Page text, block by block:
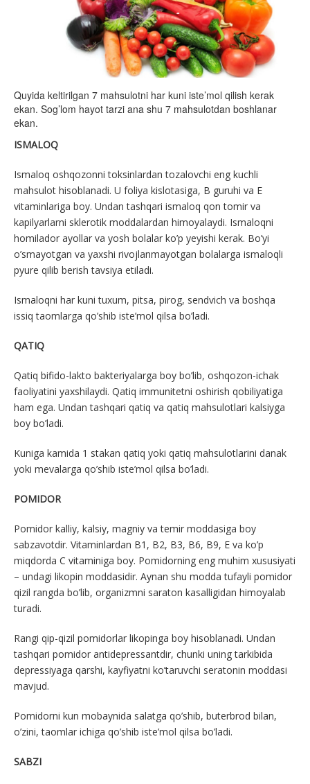
Quyida keltirilgan 7 mahsulotni har kuni iste’mol qilish kerak
ekan. Sog’lom hayot tarzi ana shu 7 mahsulotdan boshlanar
ekan.
ISMALOQ
Ismaloq oshqozonni toksinlardan tozalovchi eng kuchli
mahsulot hisoblanadi. U foliya kislotasiga, B guruhi va E
vitaminlariga boy. Undan tashqari ismaloq qon tomir va
kapilyarlarni sklerotik moddalardan himoyalaydi. Ismaloqni
homilador ayollar va yosh bolalar ko’p yeyishi kerak. Bo’yi
o’smayotgan va yaxshi rivojlanmayotgan bolalarga ismaloqli
pyure qilib berish tavsiya etiladi.
Ismaloqni har kuni tuxum, pitsa, pirog, sendvich va boshqa
issiq taomlarga qo’shib iste’mol qilsa bo’ladi.
QATIQ
Qatiq bifido-lakto bakteriyalarga boy bo’lib, oshqozon-ichak
faoliyatini yaxshilaydi. Qatiq immunitetni oshirish qobiliyatiga
ham ega. Undan tashqari qatiq va qatiq mahsulotlari kalsiyga
boy bo’ladi.
Kuniga kamida 1 stakan qatiq yoki qatiq mahsulotlarini danak
yoki mevalarga qo’shib iste’mol qilsa bo’ladi.
POMIDOR
Pomidor kalliy, kalsiy, magniy va temir moddasiga boy
sabzavotdir. Vitaminlardan B1, B2, B3, B6, B9, E va ko’p
miqdorda C vitaminiga boy. Pomidorning eng muhim xususiyati
– undagi likopin moddasidir. Aynan shu modda tufayli pomidor
qizil rangda bo’lib, organizmni saraton kasalligidan himoyalab
turadi.
Rangi qip-qizil pomidorlar likopinga boy hisoblanadi. Undan
tashqari pomidor antidepressantdir, chunki uning tarkibida
depressiyaga qarshi, kayfiyatni ko’taruvchi seratonin moddasi
mavjud.
Pomidorni kun mobaynida salatga qo’shib, buterbrod bilan,
o’zini, taomlar ichiga qo’shib iste’mol qilsa bo’ladi.
SABZI